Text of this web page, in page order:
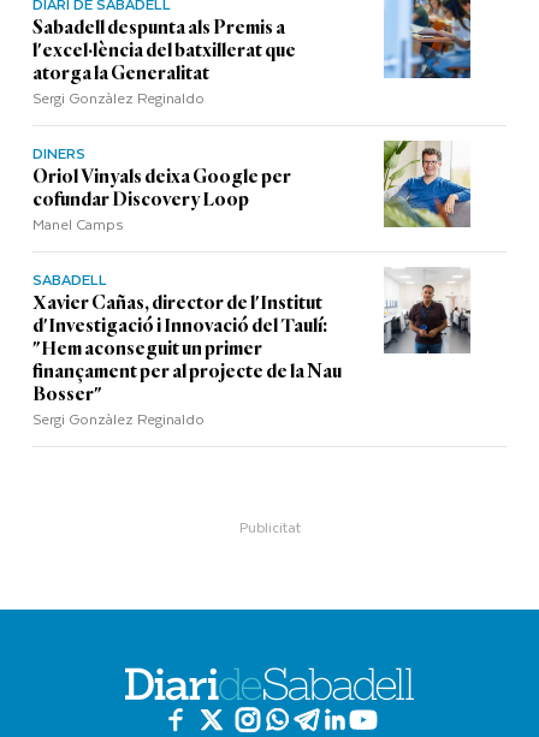
Sabadell despunta als Premis a
l'excel·lència del batxillerat que
atorga la Generalitat
Sergi Gonzàlez Reginaldo
DINERS
Oriol Vinyals deixa Google per
cofundar Discovery Loop
Manel Camps
SABADELL
Xavier Cañas, director de l'Institut
d'Investigació i Innovació del Taulí:
"Hem aconseguit un primer
finançament per al projecte de la Nau
Bosser"
Sergi Gonzàlez Reginaldo